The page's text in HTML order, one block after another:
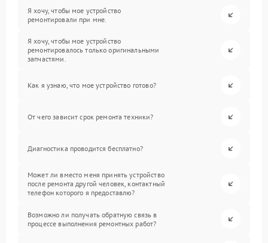
Я хочу, чтобы мое устройство
ремонтировали при мне.
Я хочу, чтобы мое устройство
ремонтировалось только оригинальными
запчастями.
Как я узнаю, что мое устройство готово?
От чего зависит срок ремонта техники?
Диагностика проводится бесплатно?
Может ли вместо меня принять устройство
после ремонта другой человек, контактный
телефон которого я предоставлю?
Возможно ли получать обратную связь в
процессе выполнения ремонтных работ?